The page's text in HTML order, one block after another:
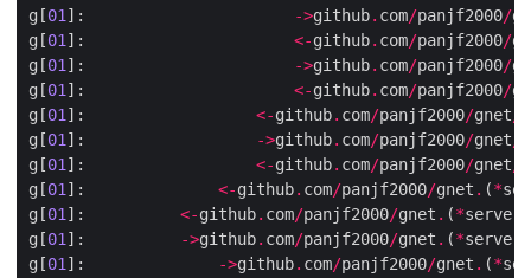
g[01]: ->github. com/panjf2000/
g[01]: <-github. com/panjf2000/
g[01]: ->github. com/panjf2000/
g[01]: <-github. com/panjf2000/
g[01]: <-github. com/panjf2000/gnet/
g[01]: ->github. com/panjf2000/gnet/
g[01]: <-github. com/panjf2000/gnet/
g[01]: <-github. com/panjf2000/gnet . (*
g[01]: <-github. com/panjf2000/gnet . (*server)
g[01]: ->github. com/panjf2000/gnet . (*server)
g[01]: ->github. com/panjf2000/gnet . (*